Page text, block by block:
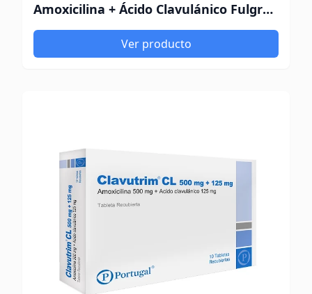
Amoxicilina + Ácido Clavulánico Fulgram 875/125Mg
Ver producto